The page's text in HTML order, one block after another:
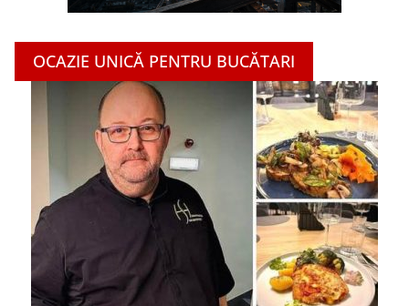
OCAZIE UNICĂ PENTRU BUCĂTARI